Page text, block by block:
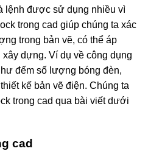
lệnh được sử dụng nhiều vì
trong cad giúp chúng ta xác
trong bản vẽ, có thể áp
dựng. Ví dụ về công dụng
đếm số lượng bóng đèn,
kế bản vẽ điện. Chúng ta
trong cad qua bài viết dưới
cad